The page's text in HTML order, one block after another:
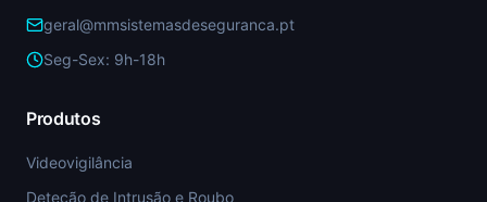
geral@mmsistemasdeseguranca.pt
Seg-Sex: 9h-18h
Produtos
Videovigilância
Deteção de Intrusão e Roubo